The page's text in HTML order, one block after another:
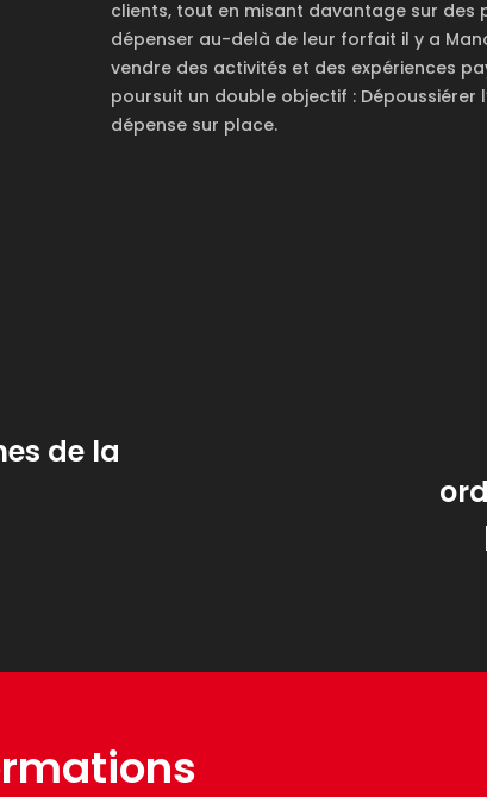
clients, tout en misant davantage sur des
dépenser au-delà de leur forfait il y a
vendre des activités et des expériences
poursuit un double objectif : Dépoussiérer
dépense sur place.
de la